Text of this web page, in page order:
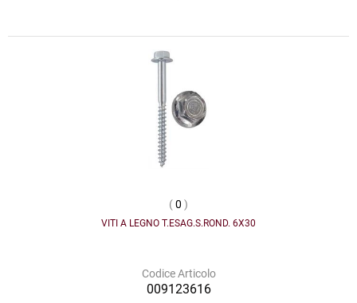
(0 )
VITI A LEGNO T.ESAG.S.ROND. 6X30
Codice Articolo
009123616